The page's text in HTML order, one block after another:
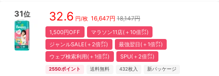
31位 32.6 円/枚 16,647円 18,147円
1,500円OFF
マラソン11店(＋10倍㌽)
ジャンルSALE(＋2倍㌽)
最強翌日(＋1倍㌽)
ウェブ検索利用(＋1倍㌽)
SPU(＋2倍㌽)
2550ポイント 送料無料 432枚入 新パッケージ